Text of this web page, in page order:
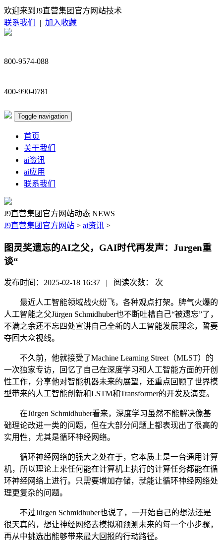
欢迎来到J9直营集团官方网站技术
联系我们
| 加入收藏
800-9574-088
400-990-0781
Toggle navigation
首页
关于我们
ai资讯
ai应用
联系我们
J9直营集团官方网站动态 NEWS
J9直营集团官方网站 > ai资讯 >
图灵奖遗忘的AI之父，GAI时代再发声：Jurgen重
谈“
发布时间：2025-02-18 16:37 | 阅读次数： 次
最近人工智能领域战火纷飞，各种观点打架。脾气火爆的
人工智能之父Jürgen Schmidhuber也不断吐槽自己“被遗忘”了，
不满之余还不忘四处宣讲自己全新的人工智能发展理念，誓要
夺回大众视线。
不久前，他就接受了Machine Learning Street（MLST）的
一次独家专访，回忆了自己在深度学习和人工智能方面的开创
性工作，分享他对智能机器未来的展望，还重点回顾了世界模
型带来的人工智能创新和LSTM和Transformer的开发及演变。
在Jürgen Schmidhuber看来，深度学习虽然不能解决像基
础理论改进一类的问题，但在大部分问题上都表现出了很高的
实用性，尤其是循环神经网络。
循环神经网络的强大之处在于，它本质上是一台通用计算
机，所以理论上来任何能在计算机上执行的计算任务都能在循
环神经网络上进行。只需要增加存储，就能让循环神经网络处
理更复杂的问题。
不过Jürgen Schmidhuber也说了，一开始自己的想法还是
很天真的，想让神经网络去模拟和预测未来的每一个小步骤，
再从中挑选出能够带来最大回报的行动路径。